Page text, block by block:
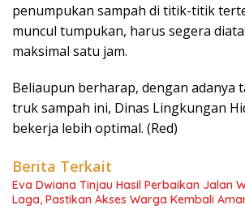
penumpukan sampah di titik-titik
muncul tumpukan, harus segera
maksimal satu jam.
Beliaupun berharap, dengan adanya
truk sampah ini, Dinas Lingkungan
bekerja lebih optimal. (Red)
Berita Terkait
Eva Dwiana Tinjau Hasil Perbaikan Jalan
Laga, Pastikan Akses Warga Kembali